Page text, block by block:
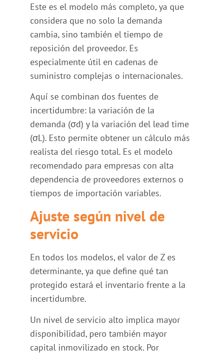
Este es el modelo más completo, ya que
considera que no solo la demanda
cambia, sino también el tiempo de
reposición del proveedor. Es
especialmente útil en cadenas de
suministro complejas o internacionales.
Aquí se combinan dos fuentes de
incertidumbre: la variación de la
demanda (σd) y la variación del lead time
(σL). Esto permite obtener un cálculo más
realista del riesgo total. Es el modelo
recomendado para empresas con alta
dependencia de proveedores externos o
tiempos de importación variables.
Ajuste según nivel de
servicio
En todos los modelos, el valor de Z es
determinante, ya que define qué tan
protegido estará el inventario frente a la
incertidumbre.
Un nivel de servicio alto implica mayor
disponibilidad, pero también mayor
capital inmovilizado en stock. Por